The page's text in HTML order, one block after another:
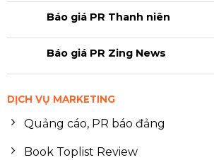
Báo giá PR Thanh niên
Báo giá PR Zing News
DỊCH VỤ MARKETING
Quảng cáo, PR báo đảng
Book Toplist Review